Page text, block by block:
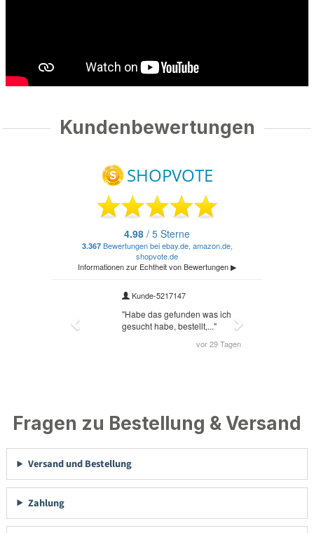
Kundenbewertungen
Fragen zu Bestellung & Versand
Versand und Bestellung
Zahlung